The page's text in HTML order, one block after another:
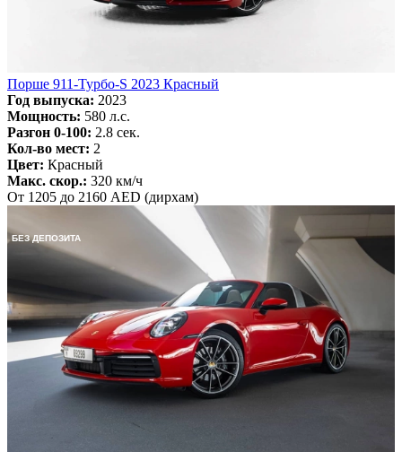
Порше 911-Турбо-S 2023 Красный
Год выпуска: 2023
Мощность: 580 л.с.
Разгон 0-100: 2.8 сек.
Кол-во мест: 2
Цвет: Красный
Макс. скор.: 320 км/ч
От 1205 до 2160 AED (дирхам)
БЕЗ ДЕПОЗИТА